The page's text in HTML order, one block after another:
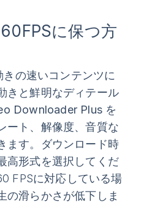
に保つ方
の速いコンテンツに
きと鮮明なディテール
Downloader Plus を
ート、解像度、音質な
ます。ダウンロード時
高形式を選択してくだ
FPSに対応している場
の滑らかさが低下しま